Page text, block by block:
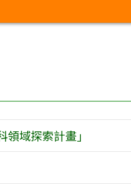
域探索計畫」